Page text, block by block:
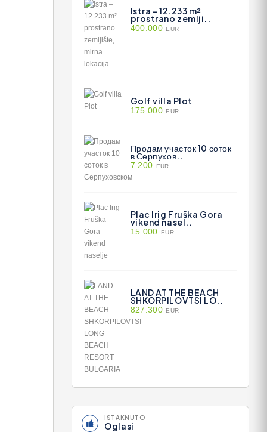
Istra – 12.233 m²
prostrano zemlji..
400.000 EUR
Golf villa Plot
175.000 EUR
Продам участок 10 соток
в Серпухов..
7.200 EUR
Plac Irig Fruška Gora
vikend nasel..
15.000 EUR
LAND AT THE BEACH
SHKORPILOVTSI LO..
827.300 EUR
ISTAKNUTO
Oglasi